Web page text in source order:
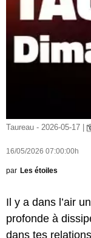
Taureau - 2026-05-17 |
16/05/2026 07:00:00h
par Les étoiles
Il y a dans l’air
profonde à
dans tes